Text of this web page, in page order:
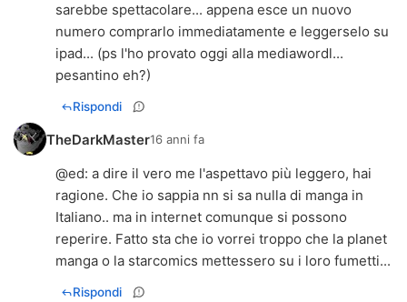
sarebbe spettacolare... appena esce un nuovo
numero comprarlo immediatamente e leggerselo su
ipad... (ps l'ho provato oggi alla mediawordl...
pesantino eh?)
Rispondi
TheDarkMaster16 anni fa
@ed: a dire il vero me l'aspettavo più leggero, hai
ragione. Che io sappia nn si sa nulla di manga in
Italiano.. ma in internet comunque si possono
reperire. Fatto sta che io vorrei troppo che la planet
manga o la starcomics mettessero su i loro fumetti...
Rispondi